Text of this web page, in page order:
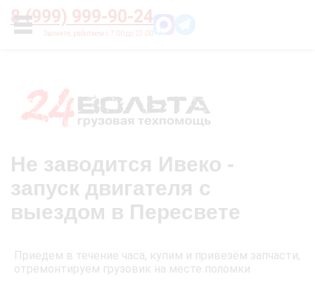
8 (999) 999-90-24
УСЛУГИ
Главная О нас Цены
Не заводится Ивеко -
запуск двигателя с
выездом в Пересвете
Приедем в течение часа, купим и привезём запчасти,
отремонтируем грузовик на месте поломки